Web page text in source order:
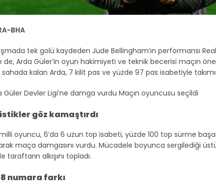
BHA
tek golü kaydeden Jude Bellingham’ın performansı Real
de, Arda Güler’in oyun hakimiyeti ve teknik becerisi maçın
kalan Arda, 7 kilit pas ve yüzde 97 pas isabetiyle
göz kamaştırdı
oyuncu, 6’da 6 uzun top isabeti, yüzde 100 top sürme
maça damgasını vurdu. Mücadele boyunca sergilediği
taraftarın alkışını topladı.
8 numara farkı